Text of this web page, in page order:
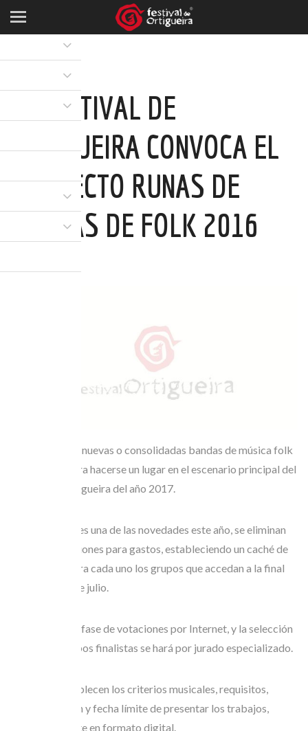
EL FESTIVAL DE
ORTIGUEIRA CONVOCA EL
PROYECTO RUNAS DE
BANDAS DE FOLK 2016
Un año más las nuevas o consolidadas bandas de música folk
competirán para hacerse un lugar en el escenario principal del
festival de Ortigueira del año 2017.
Además, y esa es una de las novedades este año, se eliminan
las compensaciones para gastos, estableciendo un caché de
1.500 euros para cada uno los grupos que accedan a la final
del jueves 14 de julio.
Se mantiene la fase de votaciones por Internet, y la selección
de los tres grupos finalistas se hará por jurado especializado.
Las bases establecen los criterios musicales, requisitos,
documentación y fecha límite de presentar los trabajos,
preferiblemente en formato digital.